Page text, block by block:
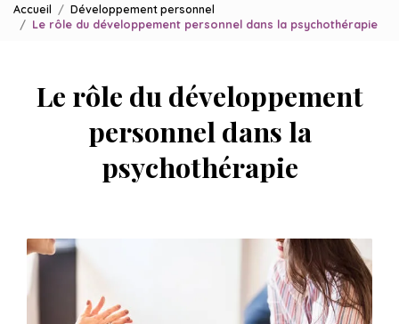
Accueil
Développement personnel
Le rôle du développement personnel dans la psychothérapie
Le rôle du développement
personnel dans la
psychothérapie